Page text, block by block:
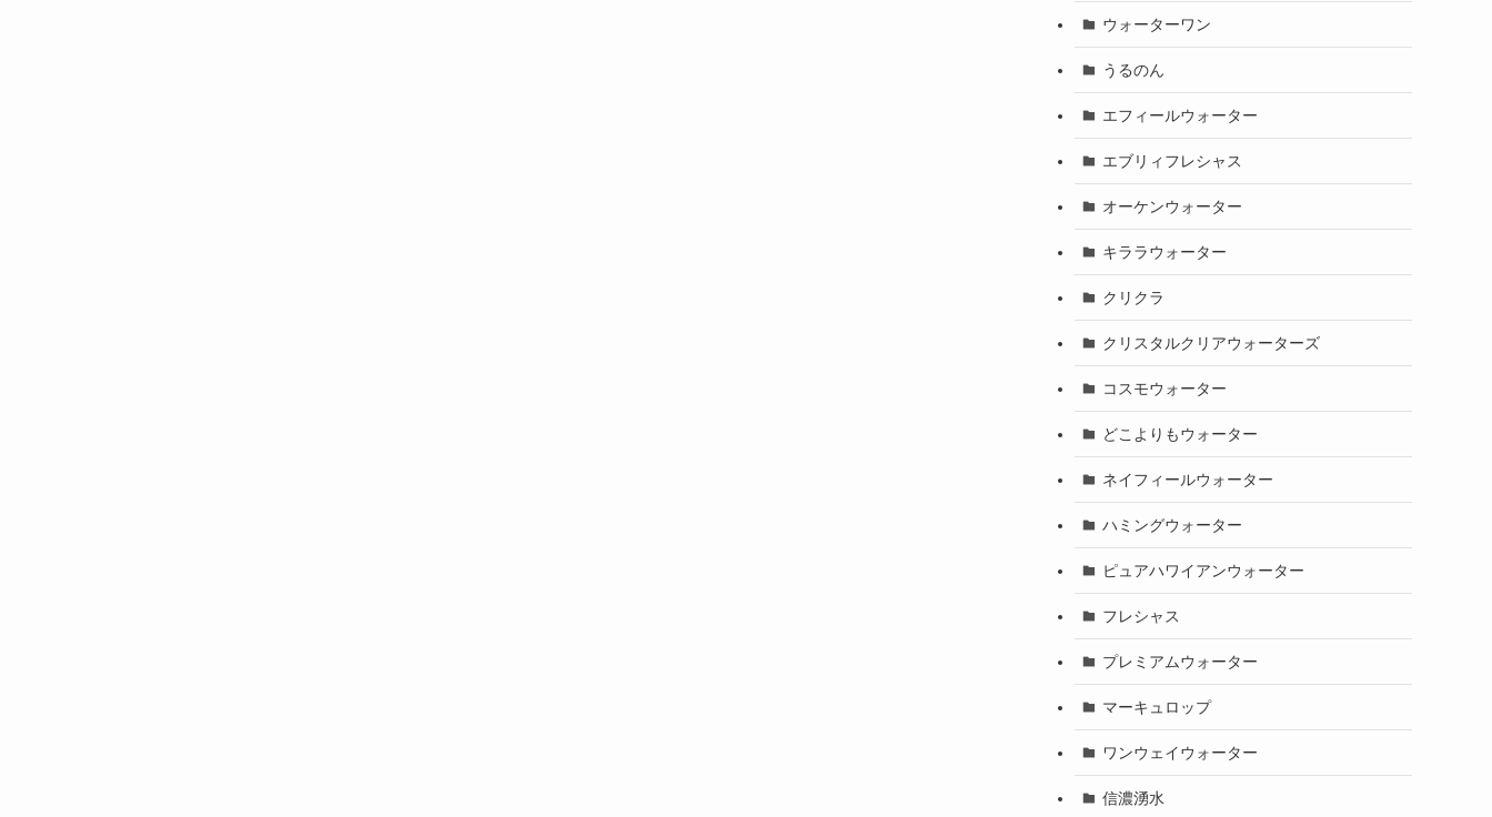
ウォーターワン
うるのん
エフィールウォーター
エブリィフレシャス
オーケンウォーター
キララウォーター
クリクラ
クリスタルクリアウォーターズ
コスモウォーター
どこよりもウォーター
ネイフィールウォーター
ハミングウォーター
ピュアハワイアンウォーター
フレシャス
プレミアムウォーター
マーキュロップ
ワンウェイウォーター
信濃湧水